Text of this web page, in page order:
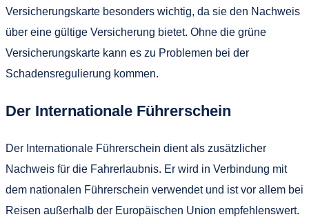
Versicherungskarte besonders wichtig, da sie den Nachweis
über eine gültige Versicherung bietet. Ohne die grüne
Versicherungskarte kann es zu Problemen bei der
Schadensregulierung kommen.
Der Internationale Führerschein
Der Internationale Führerschein dient als zusätzlicher
Nachweis für die Fahrerlaubnis. Er wird in Verbindung mit
dem nationalen Führerschein verwendet und ist vor allem bei
Reisen außerhalb der Europäischen Union empfehlenswert.